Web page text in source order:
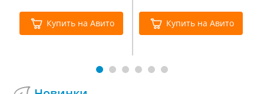
Купить на Авито Купить на Авито